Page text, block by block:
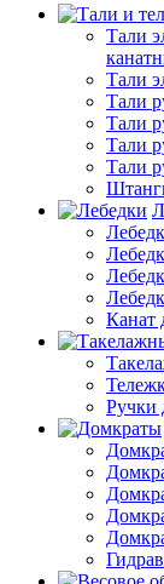
Тали
Тали
Тали
Тали
Тали
Тали
Канат
Ручки